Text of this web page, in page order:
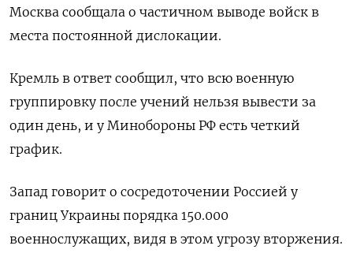
Москва сообщала о частичном выводе войск в
места постоянной дислокации.
Кремль в ответ сообщил, что всю военную
группировку после учений нельзя вывести за
один день, и у Минобороны РФ есть четкий
график.
Запад говорит о сосредоточении Россией у
границ Украины порядка 150.000
военнослужащих, видя в этом угрозу вторжения.